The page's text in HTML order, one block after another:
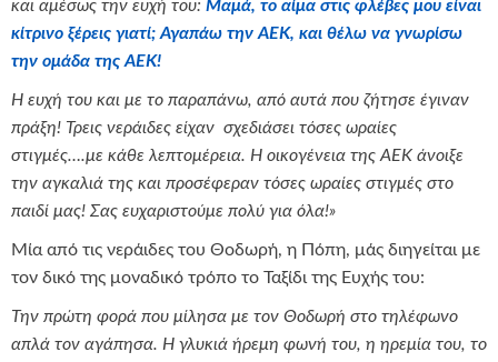
και αμέσως την ευχή του: Μαμά, το αίμα στις φλέβες μου είναι
κίτρινο ξέρεις γιατί; Αγαπάω την ΑΕΚ, και θέλω να γνωρίσω
την ομάδα της ΑΕΚ!
Η ευχή του και με το παραπάνω, από αυτά που ζήτησε έγιναν
πράξη! Τρεις νεράιδες είχαν σχεδιάσει τόσες ωραίες
στιγμές….με κάθε λεπτομέρεια. Η οικογένεια της ΑΕΚ άνοιξε
την αγκαλιά της και προσέφεραν τόσες ωραίες στιγμές στο
παιδί μας! Σας ευχαριστούμε πολύ για όλα!»
Μία από τις νεράιδες του Θοδωρή, η Πόπη, μάς διηγείται με
τον δικό της μοναδικό τρόπο το Ταξίδι της Ευχής του:
Την πρώτη φορά που μίλησα με τον Θοδωρή στο τηλέφωνο
απλά τον αγάπησα. Η γλυκιά ήρεμη φωνή του, η ηρεμία του, το